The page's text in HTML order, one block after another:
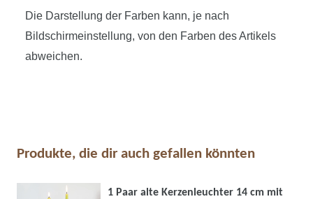
Die Darstellung der Farben kann, je nach
Bildschirmeinstellung, von den Farben des Artikels
abweichen.
Produkte, die dir auch gefallen könnten
1 Paar alte Kerzenleuchter 14 cm mit